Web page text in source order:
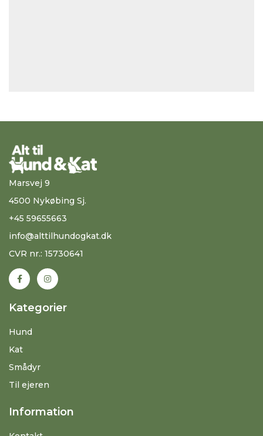
Marsvej 9
4500 Nykøbing Sj.
+45 59655663
info@alttilhundogkat.dk
CVR nr.: 15730641
Kategorier
Hund
Kat
Smådyr
Til ejeren
Information